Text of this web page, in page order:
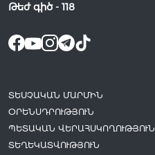
Թեժ գիծ - 118
ՏԵՍՉԱԿԱՆ ՄԱՐՄԻՆ
ՕՐԵՆՍԴՐՈՒԹՅՈՒՆ
ՊԵՏԱԿԱՆ ՎԵՐԱՀՍԿՈՂՈՒԹՅՈՒՆ
ՏԵՂԵԿԱՏՎՈՒԹՅՈՒՆ